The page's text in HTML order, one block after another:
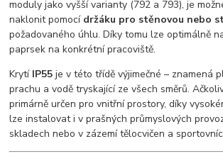
moduly jako vyšší varianty (792 a 793), je
naklonit pomocí držáku pro stěnovou nebo
požadovaného úhlu. Díky tomu lze optimálně
paprsek na konkrétní pracoviště.
Krytí IP55 je v této třídě výjimečné – znamená
prachu a vodě tryskající ze všech směrů.
primárně určen pro vnitřní prostory, díky
lze instalovat i v prašných průmyslových
skladech nebo v zázemí tělocvičen a